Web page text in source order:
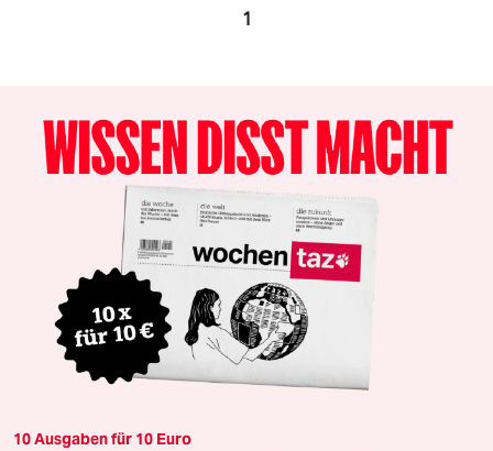
1
10 Ausgaben für 10 Euro